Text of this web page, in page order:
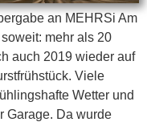
an MEHRSi Am
mehr als 20
auch 2019 wieder auf
Viele
Wetter und
Garage. Da wurde